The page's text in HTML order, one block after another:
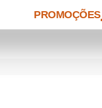
PROMOÇÕES